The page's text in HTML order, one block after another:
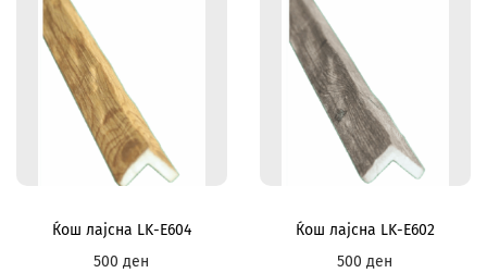
Ќош лајсна LK-E604
500ден
Ќош лајсна LK-E602
500ден